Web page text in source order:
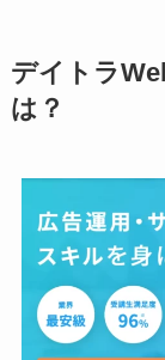
デイトラ
は？